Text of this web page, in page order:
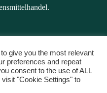
die Sie uns im
oder bei einer
give you the most relevant
preferences and repeat
consent to the use of ALL
"Cookie Settings" to